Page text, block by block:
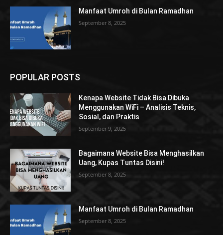
Manfaat Umroh di Bulan Ramadhan
September 8, 2025
POPULAR POSTS
Kenapa Website Tidak Bisa Dibuka
Menggunakan WiFi – Analisis Teknis,
Sosial, dan Praktis
September 9, 2025
Bagaimana Website Bisa Menghasilkan
Uang, Kupas Tuntas Disini!
September 8, 2025
Manfaat Umroh di Bulan Ramadhan
September 8, 2025